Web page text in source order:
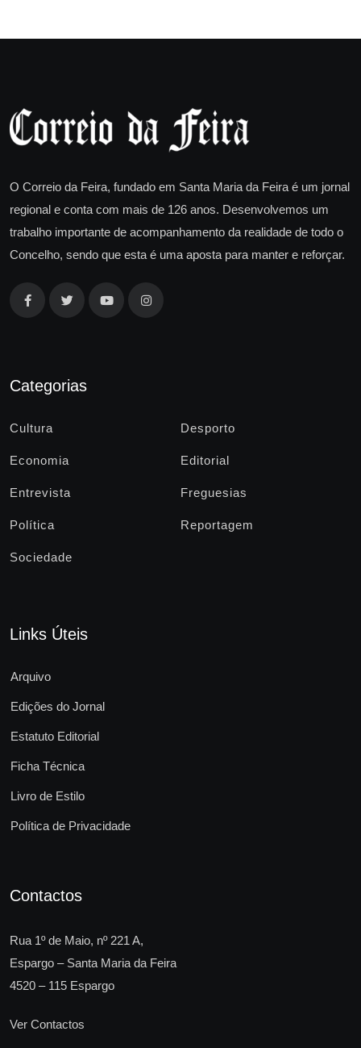
O Correio da Feira, fundado em Santa Maria da Feira é um jornal
regional e conta com mais de 126 anos. Desenvolvemos um
trabalho importante de acompanhamento da realidade de todo o
Concelho, sendo que esta é uma aposta para manter e reforçar.
Categorias
Cultura Desporto
Economia Editorial
Entrevista Freguesias
Política Reportagem
Sociedade
Links Úteis
Arquivo
Edições do Jornal
Estatuto Editorial
Ficha Técnica
Livro de Estilo
Política de Privacidade
Contactos
Rua 1º de Maio, nº 221 A,
Espargo – Santa Maria da Feira
4520 – 115 Espargo
Ver Contactos